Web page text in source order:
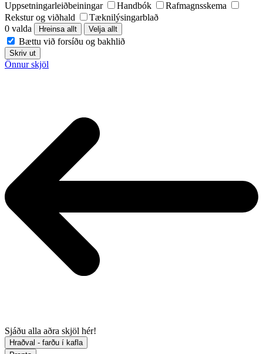
Uppsetningarleiðbeiningar
Handbók
Rafmagnsskema
Rekstur og viðhald
Tæknilýsingarblað
0 valda
Hreinsa allt Velja allt
Bættu við forsíðu og bakhlið
Skriv ut
Önnur skjöl
Sjáðu alla aðra skjöl hér!
Hraðval - farðu í kafla